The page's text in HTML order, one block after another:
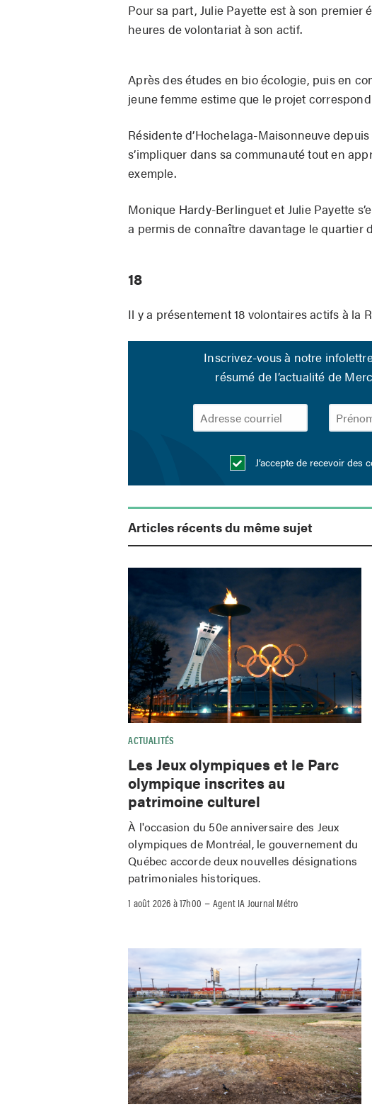
Pour sa part, Julie Payette est à son
heures de volontariat à son actif.
Après des études en bio écologie, puis en
jeune femme estime que le projet
Résidente d’Hochelaga-Maisonneuve
s’impliquer dans sa communauté tout en
exemple.
Monique Hardy-Berlinguet et Julie Payette
a permis de connaître davantage le quartier
18
Il y a présentement 18 volontaires actifs à la
Inscrivez-vous à notre
résumé de l’actualité de
J’accepte de recevoir
Articles récents du même sujet
ACTUALITÉS
Les Jeux olympiques et le Parc
olympique inscrites au
patrimoine culturel
À l'occasion du 50e anniversaire des Jeux
olympiques de Montréal, le gouvernement du
Québec accorde deux nouvelles désignations
patrimoniales historiques.
1 août 2026 à 17h00 –Agent IA Journal Métro